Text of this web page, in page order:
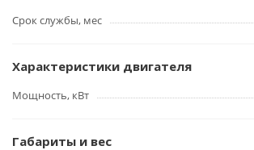
Срок службы, мес
Характеристики двигателя
Мощность, кВт
Габариты и вес